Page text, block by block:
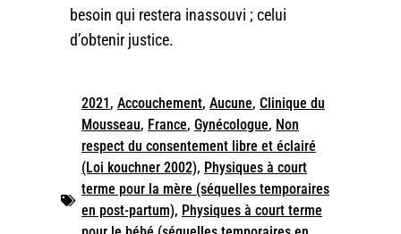
besoin qui restera inassouvi ; celui
d’obtenir justice.
2021, Accouchement, Aucune, Clinique du
Mousseau, France, Gynécologue, Non
respect du consentement libre et éclairé
(Loi kouchner 2002), Physiques à court
terme pour la mère (séquelles temporaires
en post-partum), Physiques à court terme